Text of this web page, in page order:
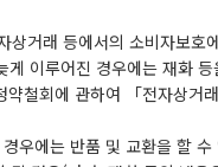
거래 등에서의 소비자보
이루어진 경우에는 재화
철회에 관하여 「전자상거
우에는 반품 및 교환을 할 수